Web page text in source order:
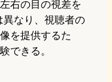
右の目の視差を
なり、視聴者の
を提供するた
できる。